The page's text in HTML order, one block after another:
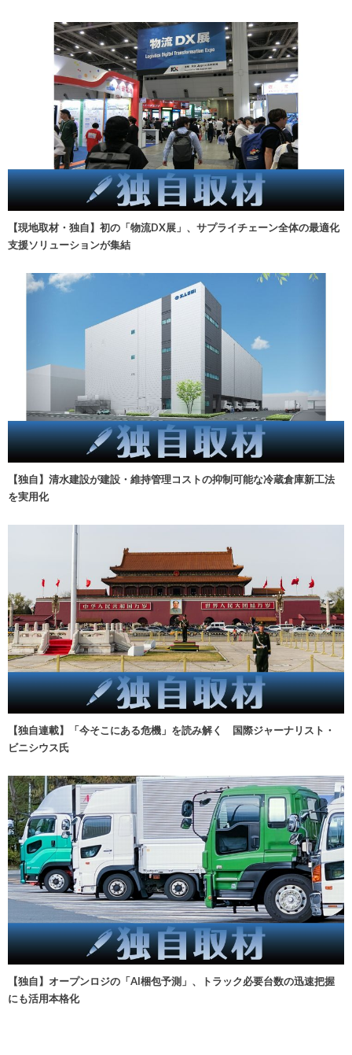
【現地取材・独自】初の「物流DX展」、サプライチェーン全体の最適化
支援ソリューションが集結
【独自】清水建設が建設・維持管理コストの抑制可能な冷蔵倉庫新工法
を実用化
【独自連載】「今そこにある危機」を読み解く 国際ジャーナリスト・
ビニシウス氏
【独自】オープンロジの「AI梱包予測」、トラック必要台数の迅速把握
にも活用本格化